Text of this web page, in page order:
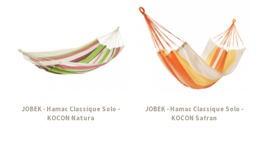
JOBEK - Hamac Classique Solo -
KOCON Natura
JOBEK - Hamac Classique Solo -
KOCON Safran